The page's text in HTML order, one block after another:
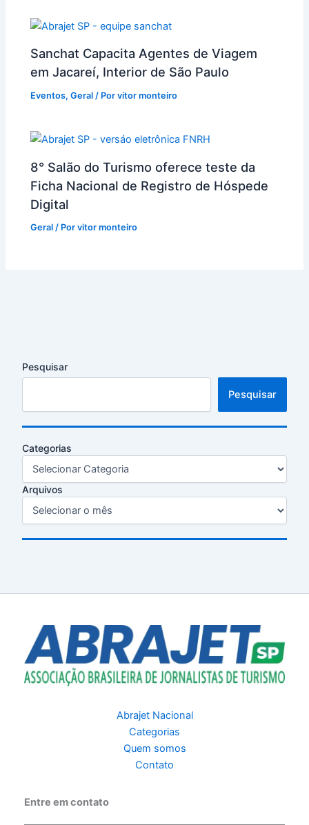
Sanchat Capacita Agentes de Viagem
em Jacareí, Interior de São Paulo
Eventos,Geral / Porvitor monteiro
8° Salão do Turismo oferece teste da
Ficha Nacional de Registro de Hóspede
Digital
Geral / Porvitor monteiro
Pesquisar
Pesquisar
Categorias
Arquivos
Abrajet Nacional
Categorias
Quem somos
Contato
Entre em contato